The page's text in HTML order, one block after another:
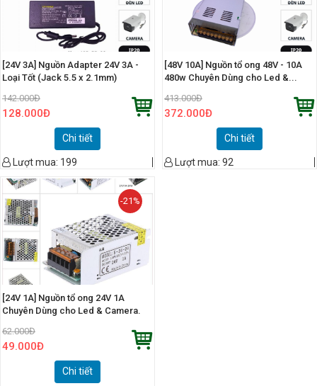
[24V 3A] Nguồn Adapter 24V 3A -
Loại Tốt (Jack 5.5 x 2.1mm)
142.000Đ
128.000Đ
Chi tiết
Lượt mua: 199
[48V 10A] Nguồn tổ ong 48V - 10A
480w Chuyên Dùng cho Led &...
413.000Đ
372.000Đ
Chi tiết
Lượt mua: 92
-21%
[24V 1A] Nguồn tổ ong 24V 1A
Chuyên Dùng cho Led & Camera.
62.000Đ
49.000Đ
Chi tiết